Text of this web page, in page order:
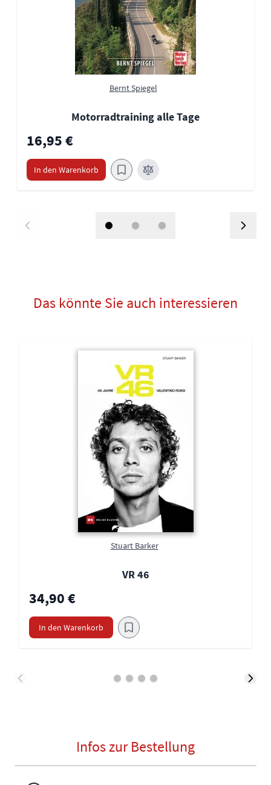
Bernt Spiegel
Motorradtraining alle Tage
16,95 €
In den Warenkorb
Das könnte Sie auch interessieren
Stuart Barker
VR 46
34,90 €
In den Warenkorb
Infos zur Bestellung